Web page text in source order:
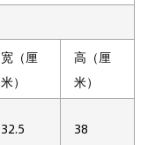
宽（厘
米）
高（厘
米）
32.5 38